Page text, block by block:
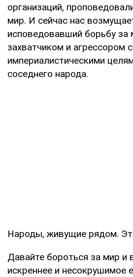
организаций,
мир. И сейчас нас
исповедовавший борьбу за
захватчиком и агрессором с
империалистическими
соседнего народа.
Народы, живущие рядом.
Давайте бороться за мир и
искреннее и несокрушимое